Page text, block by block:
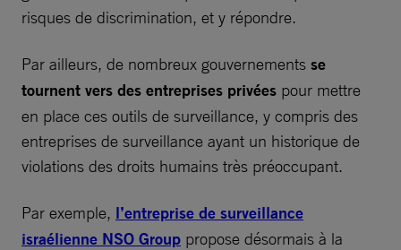
risques de discrimination, et y répondre.
Par ailleurs, de nombreux gouvernements se
tournent vers des entreprises privées pour mettre
en place ces outils de surveillance, y compris des
entreprises de surveillance ayant un historique de
violations des droits humains très préoccupant.
Par exemple, l’entreprise de surveillance
israélienne NSO Group propose désormais à la